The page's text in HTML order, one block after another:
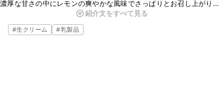
濃厚な甘さの中にレモンの爽やかな風味でさっぱりとお召し上がり頂
お手軽に楽しめるレシピとなっていますので、ぜひお試し下さい。
紹介文をすべて見る
#生クリーム #乳製品